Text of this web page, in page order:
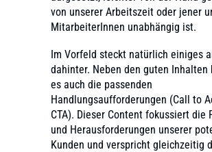
von unserer Arbeitszeit oder jener
MitarbeiterInnen unabhängig ist.
Im Vorfeld steckt natürlich einiges
dahinter. Neben den guten Inhalten
es auch die passenden
Handlungsaufforderungen (Call to
CTA). Dieser Content fokussiert die
und Herausforderungen unserer
Kunden und verspricht gleichzeitig